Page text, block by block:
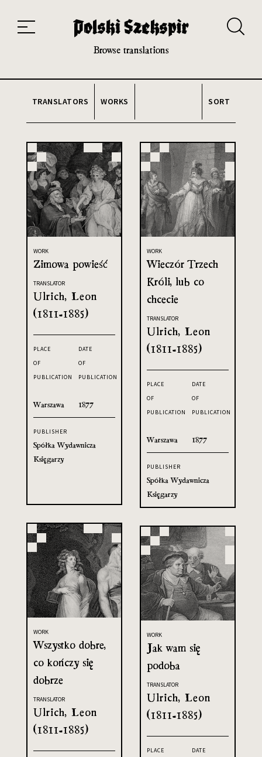
20th and 21st century module
Browse translations
TRANSLATORS WORKS SORT
WORK
Zimowa powieść
TRANSLATOR
Ulrich, Leon
(1811-1885)
PLACE
OF
PUBLICATION
Warszawa
DATE
OF
PUBLICATION
1877
PUBLISHER
Spółka Wydawnicza
Księgarzy
WORK
Wieczór Trzech
Króli, lub co
chcecie
TRANSLATOR
Ulrich, Leon
(1811-1885)
PLACE
OF
PUBLICATION
Warszawa
DATE
OF
PUBLICATION
1877
PUBLISHER
Spółka Wydawnicza
Księgarzy
WORK
Wszystko dobre,
co kończy się
dobrze
TRANSLATOR
Ulrich, Leon
(1811-1885)
WORK
Jak wam się
podoba
TRANSLATOR
Ulrich, Leon
(1811-1885)
PLACE
DATE